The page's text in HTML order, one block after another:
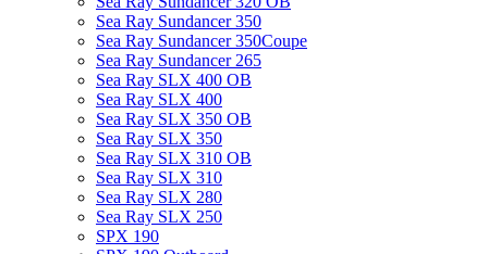
Sea Ray Sundancer 350
Sea Ray Sundancer 350Coupe
Sea Ray Sundancer 265
Sea Ray SLX 400 OB
Sea Ray SLX 400
Sea Ray SLX 350 OB
Sea Ray SLX 350
Sea Ray SLX 310 OB
Sea Ray SLX 310
Sea Ray SLX 280
Sea Ray SLX 250
SPX 190